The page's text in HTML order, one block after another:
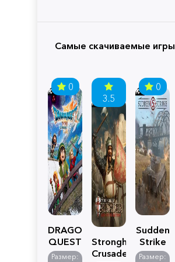
Самые скачиваемые игры
0
DRAGON
QUEST
VII
Размер:
3.5
Stronghold
Crusader:
0
Sudden
Strike
5
Размер: